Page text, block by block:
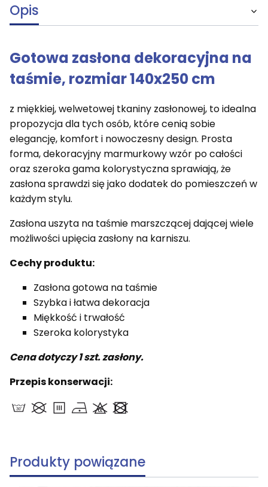
Opis
Gotowa zasłona dekoracyjna na
taśmie, rozmiar 140x250 cm
z miękkiej, welwetowej tkaniny zasłonowej, to idealna
propozycja dla tych osób, które cenią sobie
elegancję, komfort i nowoczesny design. Prosta
forma, dekoracyjny marmurkowy wzór po całości
oraz szeroka gama kolorystyczna sprawiają, że
zasłona sprawdzi się jako dodatek do pomieszczeń w
każdym stylu.
Zasłona uszyta na taśmie marszczącej dającej wiele
możliwości upięcia zasłony na karniszu.
Cechy produktu:
Zasłona gotowa na taśmie
Szybka i łatwa dekoracja
Miękkość i trwałość
Szeroka kolorystyka
Cena dotyczy 1 szt. zasłony.
Przepis konserwacji:
Produkty powiązane